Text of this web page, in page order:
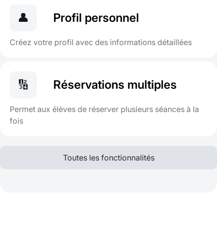
👤 Profil personnel
Créez votre profil avec des informations détaillées
🔢 Réservations multiples
Permet aux élèves de réserver plusieurs séances à la
fois
Toutes les fonctionnalités